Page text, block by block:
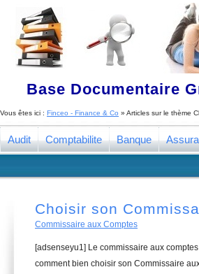
Base Documentaire
Vous êtes ici : Finceo - Finance & Co » Articles sur le thème
Audit Comptabilite Banque
Choisir son
Commissaire aux Comptes
[adsenseyu1] Le commissaire aux
comment bien choisir son Commissaire